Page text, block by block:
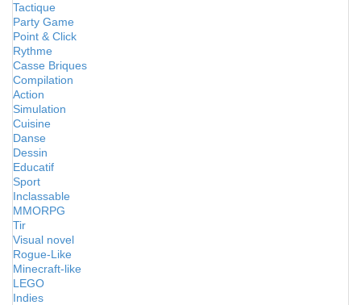
Tactique
Party Game
Point & Click
Rythme
Casse Briques
Compilation
Action
Simulation
Cuisine
Danse
Dessin
Educatif
Sport
Inclassable
MMORPG
Tir
Visual novel
Rogue-Like
Minecraft-like
LEGO
Indies